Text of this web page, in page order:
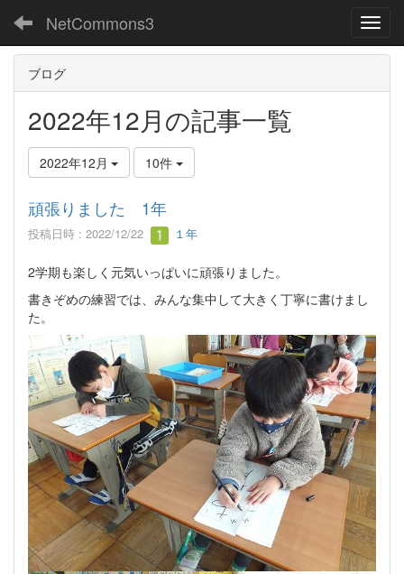
NetCommons3
ブログ
2022年12月の記事一覧
2022年12月 10件
頑張りました 1年
投稿日時 : 2022/12/22 １年
2学期も楽しく元気いっぱいに頑張りました。
書きぞめの練習では、みんな集中して大きく丁寧に書けまし
た。